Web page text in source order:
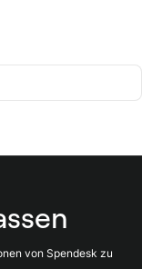
von Spendesk zu